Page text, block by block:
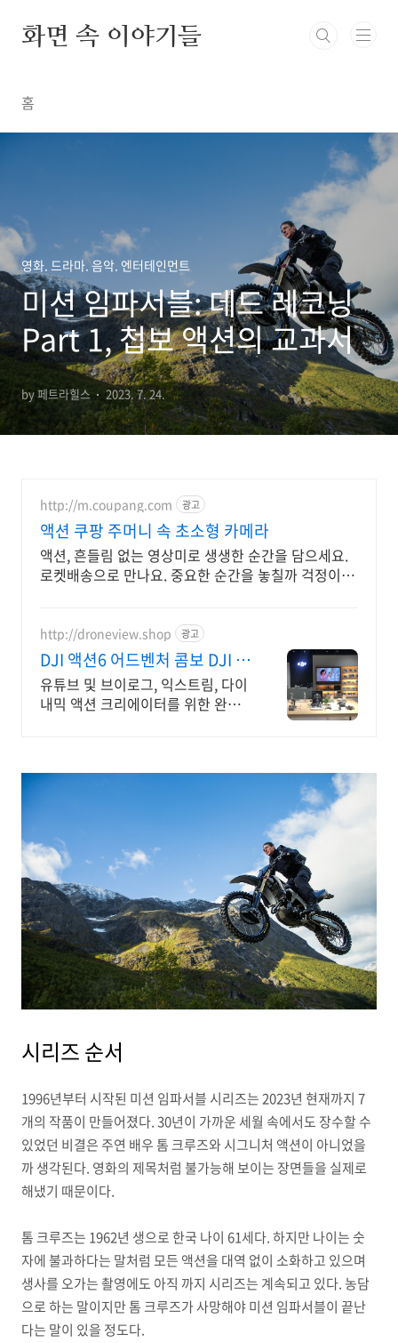
화면 속 이야기들
홈
영화. 드라마. 음악. 엔터테인먼트
미션 임파서블: 데드 레코닝
Part 1, 첩보 액션의 교과서
by 페트라힐스 2023. 7. 24.
http://m.coupang.com 광고
액션 쿠팡 주머니 속 초소형 카메라
액션, 흔들림 없는 영상미로 생생한 순간을 담으세요.
로켓배송으로 만나요. 중요한 순간을 놓칠까 걱정이라
http://droneview.shop 광고
DJI 액션6 어드벤처 콤보 DJI 정
품 판매점
유튜브 및 브이로그, 익스트림, 다이
내믹 액션 크리에이터를 위한 완벽
시리즈 순서
1996년부터 시작된 미션 임파서블 시리즈는 2023년 현재까지 7
개의 작품이 만들어졌다. 30년이 가까운 세월 속에서도 장수할 수
있었던 비결은 주연 배우 톰 크루즈와 시그니처 액션이 아니었을
까 생각된다. 영화의 제목처럼 불가능해 보이는 장면들을 실제로
해냈기 때문이다.
톰 크루즈는 1962년 생으로 한국 나이 61세다. 하지만 나이는 숫
자에 불과하다는 말처럼 모든 액션을 대역 없이 소화하고 있으며
생사를 오가는 촬영에도 아직 까지 시리즈는 계속되고 있다. 농담
으로 하는 말이지만 톰 크루즈가 사망해야 미션 임파서블이 끝난
다는 말이 있을 정도다.